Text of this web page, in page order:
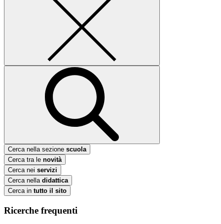
Cerca nella sezione scuola
Cerca tra le novità
Cerca nei servizi
Cerca nella didattica
Cerca in tutto il sito
Ricerche frequenti